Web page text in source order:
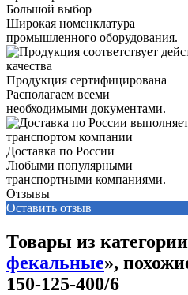
Большой выбор
Широкая номенклатура
промышленного оборудования.
Продукция сертифицирована
Располагаем всеми
необходимыми документами.
Доставка по России
Любыми популярными
транспортными компаниями.
Отзывы
Оставить отзыв
Товары из
фекальные»,
150-125-400/6